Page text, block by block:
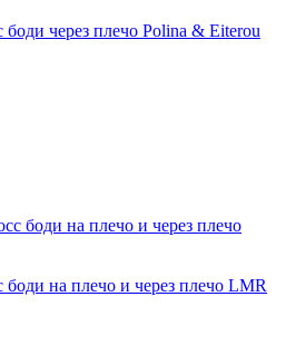
через плечо Polina & Eiterou
на плечо и через плечо LMR